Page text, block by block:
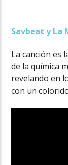
Savbeat y La
La canción es
de la química
revelando en
con un